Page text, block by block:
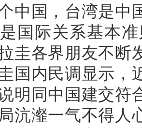
中国，台湾是中
国际关系基本
圭各界朋友不断
国内民调显示，
明同中国建交符
沆瀣一气不得人